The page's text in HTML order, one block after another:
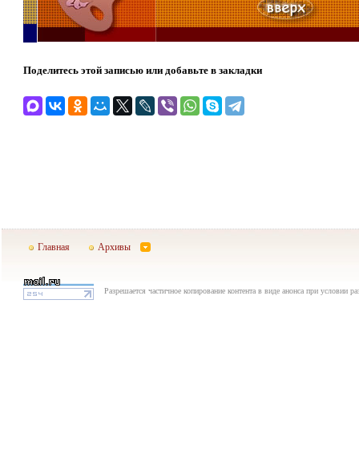
Поделитесь этой записью или добавьте в закладки
Главная Архивы
Разрешается частичное копирование контента в виде анонса при условии